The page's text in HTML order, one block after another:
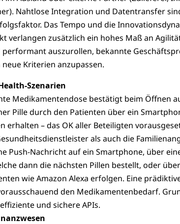
Nahtlose Integration und Datentransfer
Das Tempo und die
verlangen zusätzlich ein hohes Maß an
auszurollen, bekannte
Kriterien anzupassen.
Szenarien
Medikamentendose bestätigt beim Öffnen
Pille durch den Patienten über ein
erhalten – das OK aller Beteiligten
als auch die
Push-Nachricht auf ein Smartphone, über
dann die nächsten Pillen bestellt, oder
wie Amazon Alexa erfolgen. Eine
den Medikamentenbedarf.
und sichere APIs.